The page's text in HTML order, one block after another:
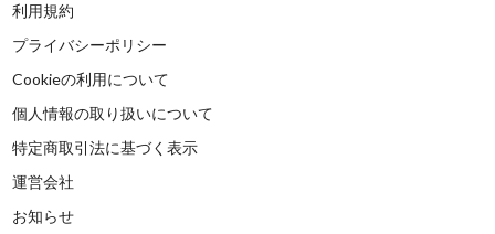
利用規約
プライバシーポリシー
Cookieの利用について
個人情報の取り扱いについて
特定商取引法に基づく表示
運営会社
お知らせ